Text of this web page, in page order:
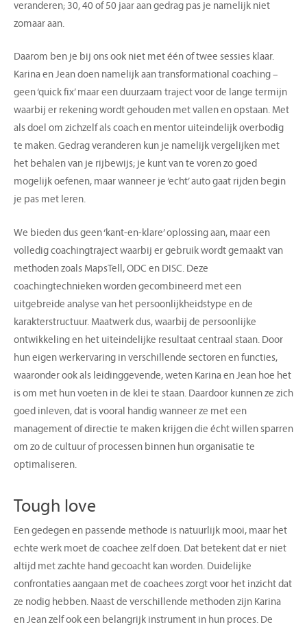
veranderen; 30, 40 of 50 jaar aan gedrag pas je namelijk niet
zomaar aan.
Daarom ben je bij ons ook niet met één of twee sessies klaar.
Karina en Jean doen namelijk aan transformational coaching –
geen ‘quick fix’ maar een duurzaam traject voor de lange termijn
waarbij er rekening wordt gehouden met vallen en opstaan. Met
als doel om zichzelf als coach en mentor uiteindelijk overbodig
te maken. Gedrag veranderen kun je namelijk vergelijken met
het behalen van je rijbewijs; je kunt van te voren zo goed
mogelijk oefenen, maar wanneer je ‘echt’ auto gaat rijden begin
je pas met leren.
We bieden dus geen ‘kant-en-klare’ oplossing aan, maar een
volledig coachingtraject waarbij er gebruik wordt gemaakt van
methoden zoals MapsTell, ODC en DISC. Deze
coachingtechnieken worden gecombineerd met een
uitgebreide analyse van het persoonlijkheidstype en de
karakterstructuur. Maatwerk dus, waarbij de persoonlijke
ontwikkeling en het uiteindelijke resultaat centraal staan. Door
hun eigen werkervaring in verschillende sectoren en functies,
waaronder ook als leidinggevende, weten Karina en Jean hoe het
is om met hun voeten in de klei te staan. Daardoor kunnen ze zich
goed inleven, dat is vooral handig wanneer ze met een
management of directie te maken krijgen die écht willen sparren
om zo de cultuur of processen binnen hun organisatie te
optimaliseren.
Tough love
Een gedegen en passende methode is natuurlijk mooi, maar het
echte werk moet de coachee zelf doen. Dat betekent dat er niet
altijd met zachte hand gecoacht kan worden. Duidelijke
confrontaties aangaan met de coachees zorgt voor het inzicht dat
ze nodig hebben. Naast de verschillende methoden zijn Karina
en Jean zelf ook een belangrijk instrument in hun proces. De